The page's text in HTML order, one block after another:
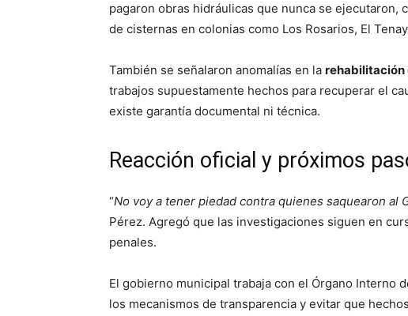
pagaron obras hidráulicas que nunca se
de cisternas en colonias como Los Rosarios, El
También se señalaron anomalías en la rehabilitación
trabajos supuestamente hechos para recuperar el
existe garantía documental ni técnica.
Reacción oficial y próximos
“No voy a tener piedad contra quienes saquearon al
Pérez. Agregó que las investigaciones siguen en
penales.
El gobierno municipal trabaja con el Órgano Interno
los mecanismos de transparencia y evitar que